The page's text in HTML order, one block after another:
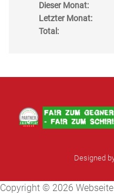
Dieser Monat:
Letzter Monat:
Total:
Designed
Copyright © 2026